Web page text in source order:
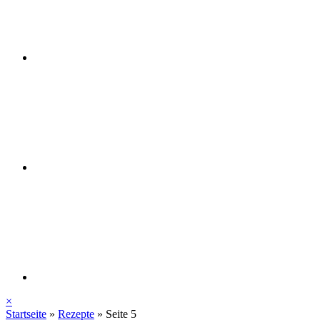
×
Startseite » Rezepte » Seite 5